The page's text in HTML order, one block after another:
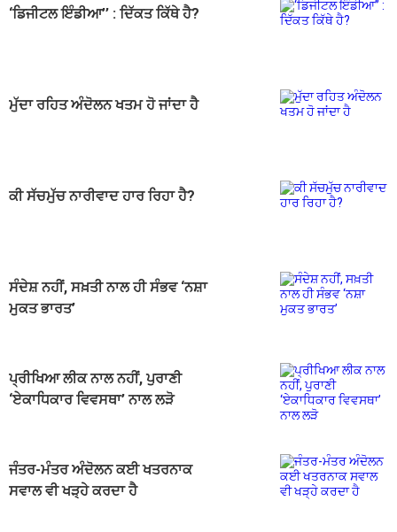
‘ਡਿਜੀਟਲ ਇੰਡੀਆ’’ : ਦਿੱਕਤ ਕਿੱਥੇ ਹੈ?
ਮੁੱਦਾ ਰਹਿਤ ਅੰਦੋਲਨ ਖਤਮ ਹੋ ਜਾਂਦਾ ਹੈ
ਕੀ ਸੱਚਮੁੱਚ ਨਾਰੀਵਾਦ ਹਾਰ ਰਿਹਾ ਹੈ?
ਸੰਦੇਸ਼ ਨਹੀਂ, ਸਖ਼ਤੀ ਨਾਲ ਹੀ ਸੰਭਵ ‘ਨਸ਼ਾ
ਮੁਕਤ ਭਾਰਤ’
ਪ੍ਰੀਖਿਆ ਲੀਕ ਨਾਲ ਨਹੀਂ, ਪੁਰਾਣੀ
‘ਏਕਾਧਿਕਾਰ ਵਿਵਸਥਾ’ ਨਾਲ ਲੜੋ
ਜੰਤਰ-ਮੰਤਰ ਅੰਦੋਲਨ ਕਈ ਖਤਰਨਾਕ
ਸਵਾਲ ਵੀ ਖੜ੍ਹੇ ਕਰਦਾ ਹੈ